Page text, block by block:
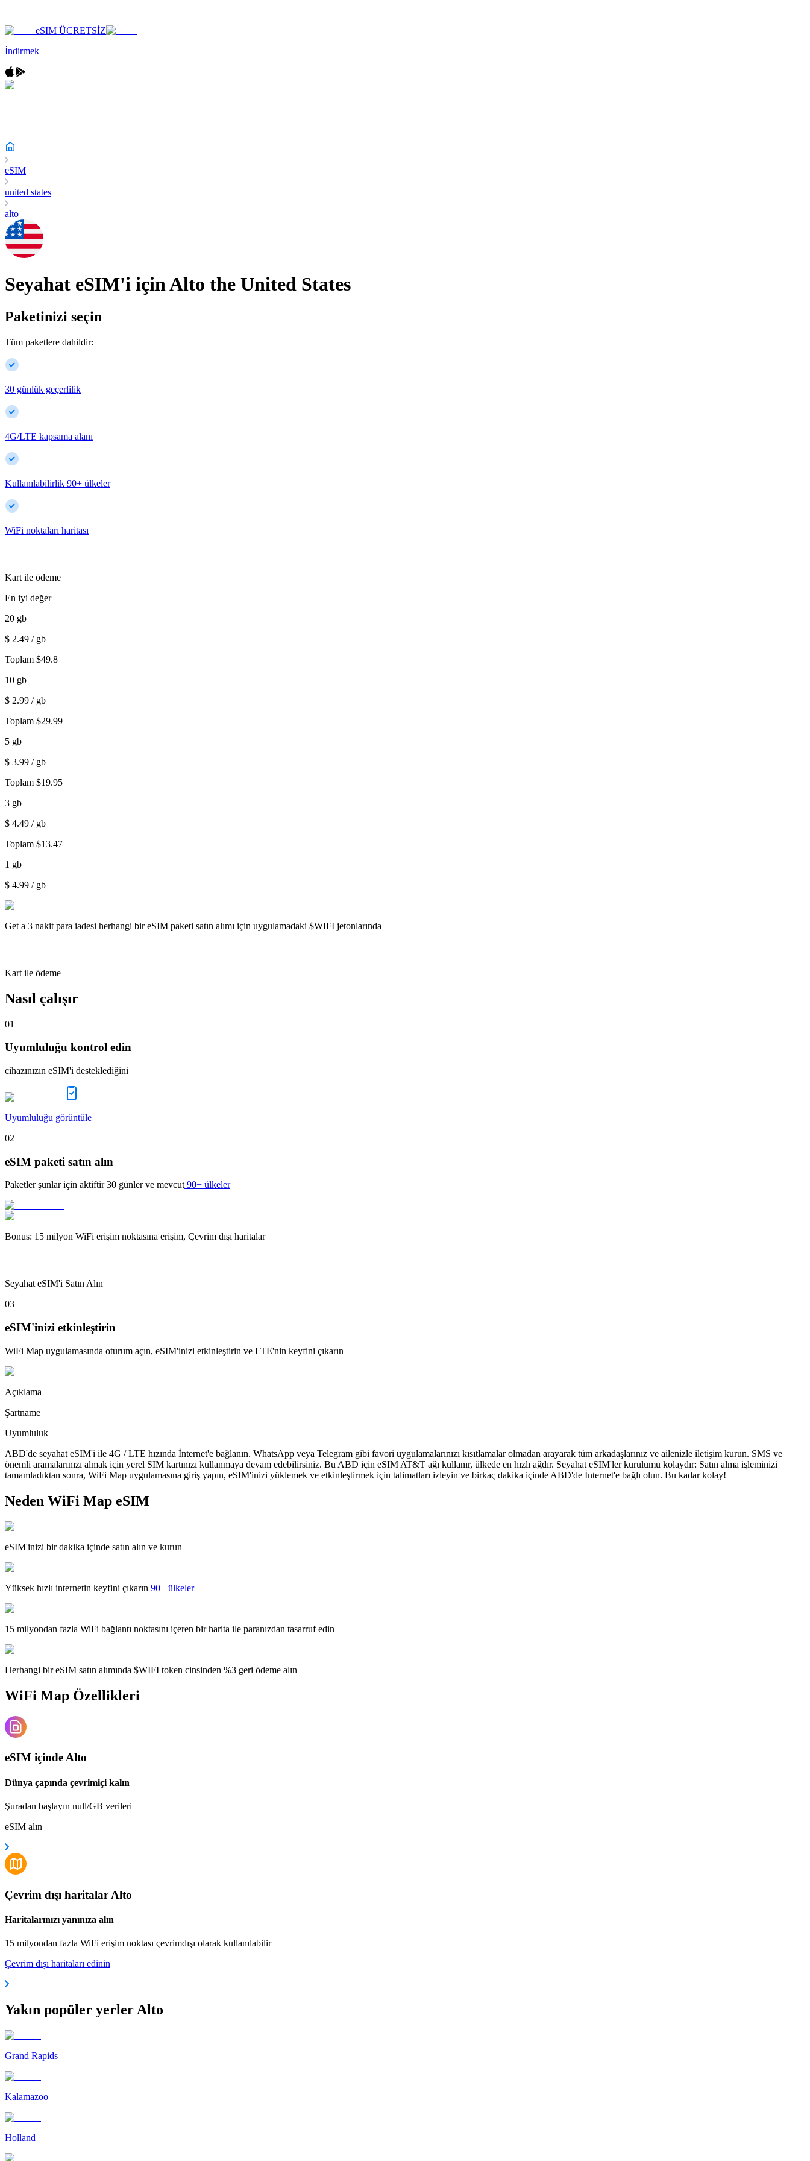
eSIM ÜCRETSİZ
İndirmek
eSIM
united states
alto
Seyahat eSIM'i içinAlto the United States
Paketinizi seçin
Tüm paketlere dahildir:
30 günlük geçerlilik
4G/LTE kapsama alanı
Kullanılabilirlik 90+ ülkeler
WiFi noktaları haritası
Kart ile ödeme
En iyi değer
20 gb
$ 2.49 / gb
Toplam $49.8
10 gb
$ 2.99 / gb
Toplam $29.99
5 gb
$ 3.99 / gb
Toplam $19.95
3 gb
$ 4.49 / gb
Toplam $13.47
1 gb
$ 4.99 / gb
Get a 3 nakit para iadesi herhangi bir eSIM paketi satın alımı için uygulamadaki $WIFI jetonlarında
Kart ile ödeme
Nasıl çalışır
01
Uyumluluğu kontrol edin
cihazınızın eSIM'i desteklediğini
Uyumluluğu görüntüle
02
eSIM paketi satın alın
Paketler şunlar için aktiftir 30 günler ve mevcut 90+ ülkeler
Bonus: 15 milyon WiFi erişim noktasına erişim, Çevrim dışı haritalar
Seyahat eSIM'i Satın Alın
03
eSIM'inizi etkinleştirin
WiFi Map uygulamasında oturum açın, eSIM'inizi etkinleştirin ve LTE'nin keyfini çıkarın
Açıklama
Şartname
Uyumluluk
ABD'de seyahat eSIM'i ile 4G / LTE hızında İnternet'e bağlanın. WhatsApp veya Telegram gibi favori uygulamalarınızı kısıtlamalar olmadan arayarak tüm arkadaşlarınız ve ailenizle iletişim kurun. SMS ve
önemli aramalarınızı almak için yerel SIM kartınızı kullanmaya devam edebilirsiniz. Bu ABD için eSIM AT&T ağı kullanır, ülkede en hızlı ağdır. Seyahat eSIM'ler kurulumu kolaydır: Satın alma işleminizi
tamamladıktan sonra, WiFi Map uygulamasına giriş yapın, eSIM'inizi yüklemek ve etkinleştirmek için talimatları izleyin ve birkaç dakika içinde ABD'de İnternet'e bağlı olun. Bu kadar kolay!
Neden WiFi Map eSIM
eSIM'inizi bir dakika içinde satın alın ve kurun
Yüksek hızlı internetin keyfini çıkarın 90+ ülkeler
15 milyondan fazla WiFi bağlantı noktasını içeren bir harita ile paranızdan tasarruf edin
Herhangi bir eSIM satın alımında $WIFI token cinsinden %3 geri ödeme alın
WiFi Map Özellikleri
eSIM içinde Alto
Dünya çapında çevrimiçi kalın
Şuradan başlayın null/GB verileri
eSIM alın
Çevrim dışı haritalar Alto
Haritalarınızı yanınıza alın
15 milyondan fazla WiFi erişim noktası çevrimdışı olarak kullanılabilir
Çevrim dışı haritaları edinin
Yakın popüler yerler Alto
Grand Rapids
Kalamazoo
Holland